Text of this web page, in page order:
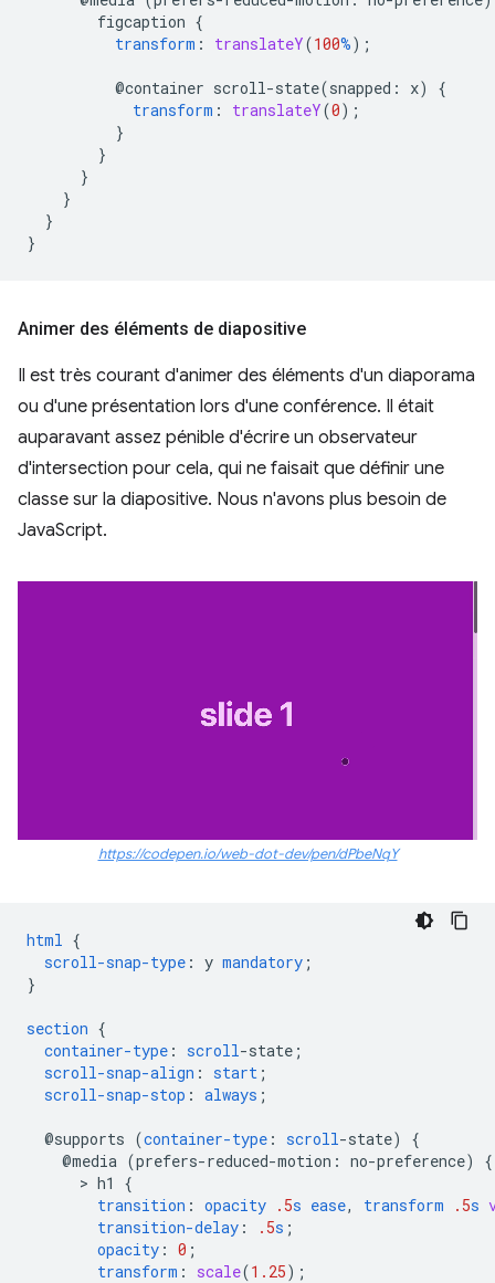
figcaption {
transform : translateY(100%);
@container scroll-state(snapped : x)
{
transform : translateY(0);
}
}
}
}
}
}
Animer des éléments de diapositive
Il est très courant d'animer des éléments d'un diaporama
ou d'une présentation lors d'une conférence. Il était
auparavant assez pénible d'écrire un observateur
d'intersection pour cela, qui ne faisait que définir une
classe sur la diapositive. Nous n'avons plus besoin de
JavaScript.
https://codepen.io/web-dot-dev/pen/dPbeNqY
html {
scroll-snap-type : y mandatory ;
}
section {
container-type : scroll-state ;
scroll-snap-align : start ;
scroll-snap-stop : always ;
@supports (container-type : scroll-state)
{
@media (prefers-reduced-motion : no-preference)
{
      >
h1
{
transition : opacity .5s ease, transform .5s
transition-delay : .5s ;
opacity : 0 ;
transform : scale(1.25);